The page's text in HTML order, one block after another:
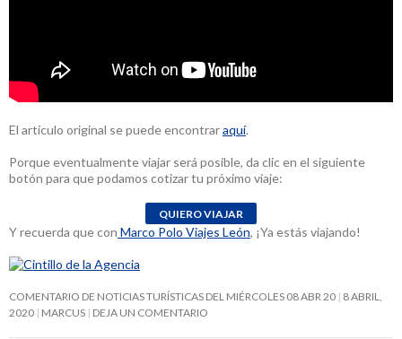
El artículo original se puede encontraraquí.
Porque eventualmente viajar será posible, da clic en el siguiente
botón para que podamos cotizar tu próximo viaje:
Y recuerda que con Marco Polo Viajes León, ¡Ya estás viajando!
COMENTARIO DE NOTICIAS TURÍSTICAS DEL MIÉRCOLES 08 ABR 20 8 ABRIL,
2020 MARCUS DEJA UN COMENTARIO